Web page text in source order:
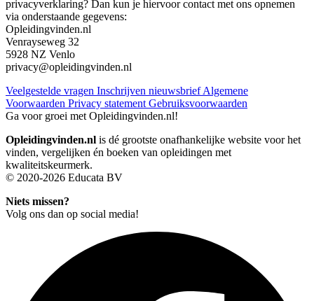
privacyverklaring? Dan kun je hiervoor contact met ons opnemen
via onderstaande gegevens:
Opleidingvinden.nl
Venrayseweg 32
5928 NZ Venlo
privacy@opleidingvinden.nl
Veelgestelde vragen Inschrijven nieuwsbriefAlgemene
Voorwaarden Privacy statement Gebruiksvoorwaarden
Ga voor groei met Opleidingvinden.nl!
Opleidingvinden.nl is dé grootste onafhankelijke website voor het
vinden, vergelijken én boeken van opleidingen met
kwaliteitskeurmerk.
© 2020-2026 Educata BV
Niets missen?
Volg ons dan op social media!